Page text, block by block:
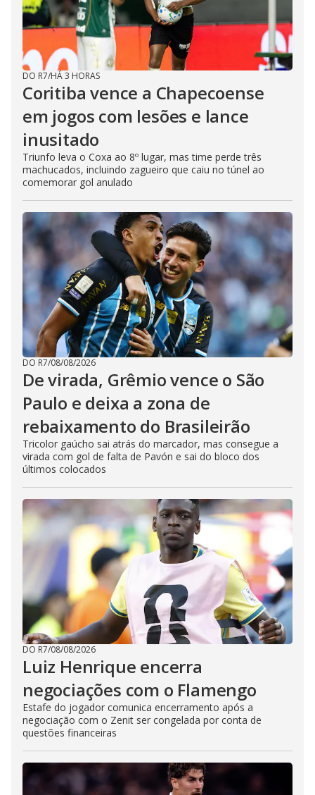
DO R7/HÁ 3 HORAS
Coritiba vence a Chapecoense
em jogos com lesões e lance
inusitado
Triunfo leva o Coxa ao 8º lugar, mas time perde três
machucados, incluindo zagueiro que caiu no túnel ao
comemorar gol anulado
DO R7/08/08/2026
De virada, Grêmio vence o São
Paulo e deixa a zona de
rebaixamento do Brasileirão
Tricolor gaúcho sai atrás do marcador, mas consegue a
virada com gol de falta de Pavón e sai do bloco dos
últimos colocados
DO R7/08/08/2026
Luiz Henrique encerra
negociações com o Flamengo
Estafe do jogador comunica encerramento após a
negociação com o Zenit ser congelada por conta de
questões financeiras